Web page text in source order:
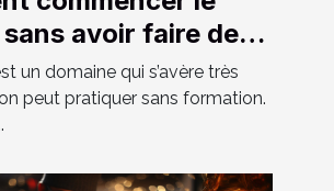
avoir faire de
?
un domaine qui s’avère très
peut pratiquer sans formation.